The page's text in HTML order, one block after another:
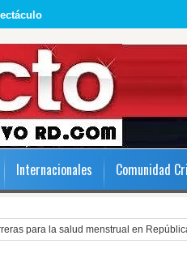
Internacionales Comunidad
para la salud menstrual en